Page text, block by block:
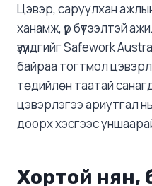
Цэвэр, саруулхан
ханамж, үр бүтээлтэй
үзүүлдгийг Safework
байраа тогтмол
төдийлөн таатай
цэвэрлэгээ ариутгал
доорх хэсгээс
Хортой нян,